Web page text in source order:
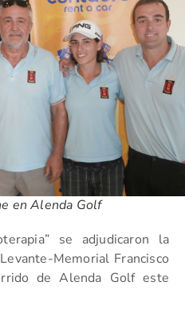
en Alenda Golf
se adjudicaron la
Memorial Francisco
de Alenda Golf este